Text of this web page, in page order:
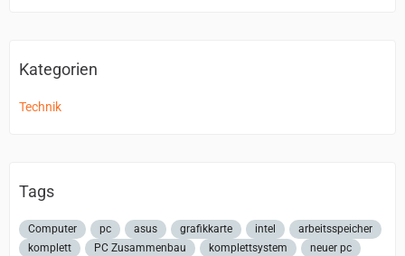
Kategorien
Technik
Tags
Computer pc asus grafikkarte intel
arbeitsspeicher
komplett
PC Zusammenbau komplettsystem neuer pc